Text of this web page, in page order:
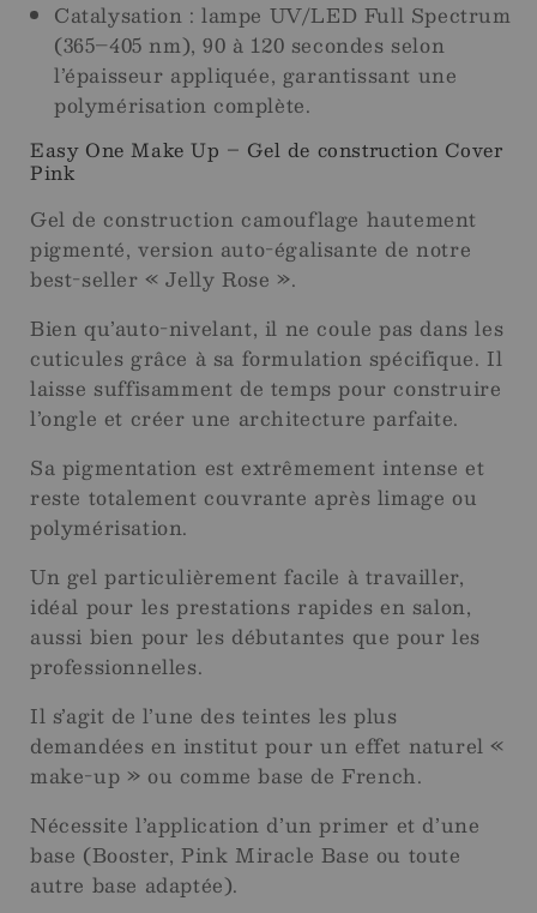
Catalysation : lampe UV/LED Full Spectrum
(365–405 nm), 90 à 120 secondes selon
l’épaisseur appliquée, garantissant une
polymérisation complète.
Easy One Make Up – Gel de construction Cover
Pink
Gel de construction camouflage hautement
pigmenté, version auto-égalisante de notre
best-seller « Jelly Rose ».
Bien qu’auto-nivelant, il ne coule pas dans les
cuticules grâce à sa formulation spécifique. Il
laisse suffisamment de temps pour construire
l’ongle et créer une architecture parfaite.
Sa pigmentation est extrêmement intense et
reste totalement couvrante après limage ou
polymérisation.
Un gel particulièrement facile à travailler,
idéal pour les prestations rapides en salon,
aussi bien pour les débutantes que pour les
professionnelles.
Il s’agit de l’une des teintes les plus
demandées en institut pour un effet naturel «
make-up » ou comme base de French.
Nécessite l’application d’un primer et d’une
base (Booster, Pink Miracle Base ou toute
autre base adaptée).